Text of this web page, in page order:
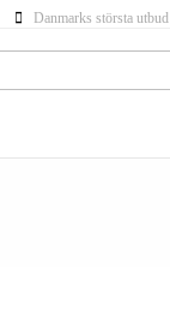
Danmarks största utbud